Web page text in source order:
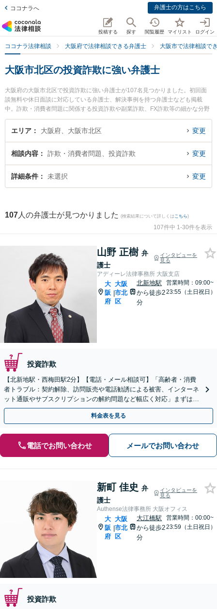
ココナラへ 弁護士の方はこちら
投稿する 探す 閲覧履歴 マイリスト ログイン
ココナラ法律相談 大阪府で法律相談できる弁護士 大阪市で法律相談で
大阪市北区の投資詐欺に強い弁護士
大阪府の大阪市北区で投資詐欺に強い弁護士が107名見つかりました。初回面
談無料や休日面談に対応している弁護士、解決事例を持つ弁護士なども掲載
中。詐欺・消費者問題に関係する投資詐欺や副業詐欺、FX詐欺等の細かな分野
での絞り込み検索もでき便利です。特にアディーレ法律事務所 大阪支店の山野
正樹弁護士やAuthense法律事務所 大阪オフィスの新町 佳史弁護士、山口崇法
すぐに弁護士に相談したい』『投資詐欺のトラブル解決の実績豊富な近くの弁
護士を検索したい』『初回相談無料で投資詐欺を法律相談できる大阪市北区内
の弁護士に相談予約したい』などでお困りの相談者さんにおすすめです。
エリア 大阪府、大阪市北区 変更
相談内容 詐欺・消費者問題、投資詐欺 変更
詳細条件 未選択 変更
107 人の弁護士が見つかりました (検索結果について詳しくは こちら)
107件中 1-30件を表示
山野 正樹 弁
護士
インタビューを
見る
アディーレ法律事務所 大阪支店
大
阪
府
|
大阪
市北
区
北新地駅
から徒歩2
分
営業時間：09:00~
23:55（土日祝日）
投資詐欺
【北新地駅・西梅田駅2分】【電話・メール相談可】「高齢者・消費
者トラブル：契約解除、訪問販売や電話勧誘による被害、インターネ
ット通販やサブスクリプションの解約問題など幅広く対応」まずは一
度ご相談ください【休日・夜間相談可】
料金表を見る
電話でお問い合わせ メールでお問い合わせ
新町 佳史 弁
護士
インタビューを
見る
Authense法律事務所 大阪オフィス
大
阪
府
|
大阪
市北
区
大江橋駅
から徒歩2
分
営業時間：00:00~
23:59（土日祝日）
投資詐欺